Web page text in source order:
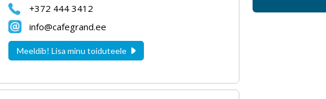
+372 444 3412
info@cafegrand.ee
Meeldib! Lisa minu toiduteele